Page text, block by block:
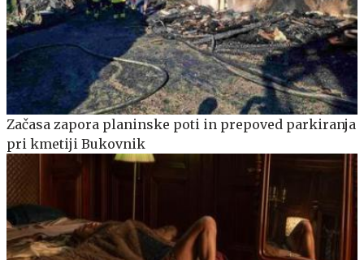
Začasa zapora planinske poti in prepoved parkiranja
pri kmetiji Bukovnik